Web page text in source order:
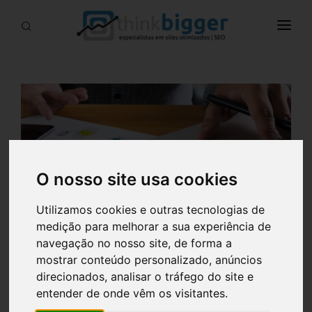
O nosso site usa cookies
Utilizamos cookies e outras tecnologias de
medição para melhorar a sua experiência de
navegação no nosso site, de forma a
mostrar conteúdo personalizado, anúncios
direcionados, analisar o tráfego do site e
entender de onde vêm os visitantes.
SERVIÇOS
CONTACTOS
SEO para sites: a